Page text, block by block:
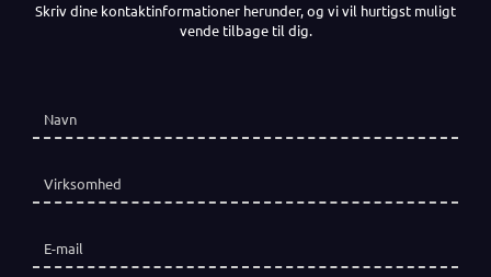
Skriv dine kontaktinformationer herunder, og vi vil hurtigst muligt
vende tilbage til dig.
Navn
Virksomhed
E-mail